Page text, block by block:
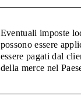
Eventuali imposte
possono essere
essere pagati dal
della merce nel